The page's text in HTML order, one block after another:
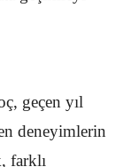
geçen yıl
deneyimlerin
farklı